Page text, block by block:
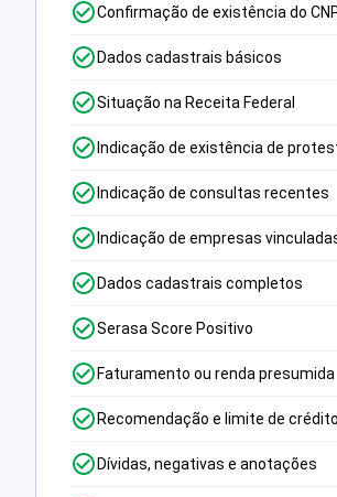
Confirmação de existência do
Dados cadastrais básicos
Situação na Receita Federal
Indicação de existência de
Indicação de consultas recentes
Indicação de empresas
Dados cadastrais completos
Serasa Score Positivo
Faturamento ou renda presumida
Recomendação e limite de crédito
Dívidas, negativas e anotações